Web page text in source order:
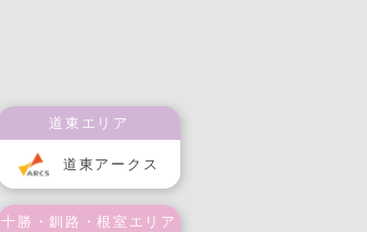
道東エリア
道東アークス
十勝・釧路・根室エリア